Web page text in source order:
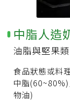
中脂人造
油脂與堅果類
食品狀態或料
中脂
物油)